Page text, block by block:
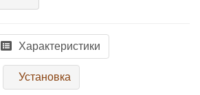
Характеристики
Установка